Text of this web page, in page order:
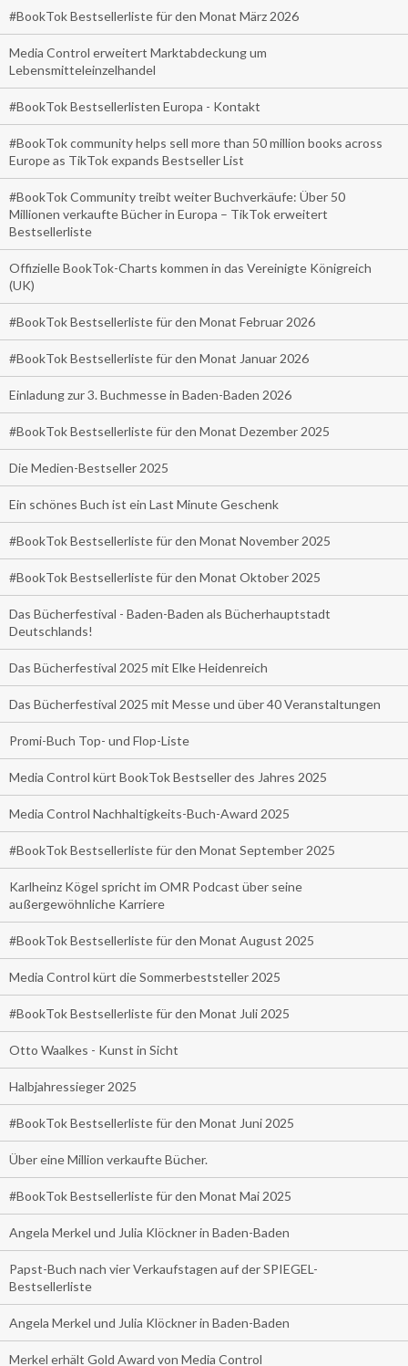
#BookTok Bestsellerliste für den Monat März 2026
Media Control erweitert Marktabdeckung um
Lebensmitteleinzelhandel
#BookTok Bestsellerlisten Europa - Kontakt
#BookTok community helps sell more than 50 million books across
Europe as TikTok expands Bestseller List
#BookTok Community treibt weiter Buchverkäufe: Über 50
Millionen verkaufte Bücher in Europa – TikTok erweitert
Bestsellerliste
Offizielle BookTok-Charts kommen in das Vereinigte Königreich
(UK)
#BookTok Bestsellerliste für den Monat Februar 2026
#BookTok Bestsellerliste für den Monat Januar 2026
Einladung zur 3. Buchmesse in Baden-Baden 2026
#BookTok Bestsellerliste für den Monat Dezember 2025
Die Medien-Bestseller 2025
Ein schönes Buch ist ein Last Minute Geschenk
#BookTok Bestsellerliste für den Monat November 2025
#BookTok Bestsellerliste für den Monat Oktober 2025
Das Bücherfestival - Baden-Baden als Bücherhauptstadt
Deutschlands!
Das Bücherfestival 2025 mit Elke Heidenreich
Das Bücherfestival 2025 mit Messe und über 40 Veranstaltungen
Promi-Buch Top- und Flop-Liste
Media Control kürt BookTok Bestseller des Jahres 2025
Media Control Nachhaltigkeits-Buch-Award 2025
#BookTok Bestsellerliste für den Monat September 2025
Karlheinz Kögel spricht im OMR Podcast über seine
außergewöhnliche Karriere
#BookTok Bestsellerliste für den Monat August 2025
Media Control kürt die Sommerbeststeller 2025
#BookTok Bestsellerliste für den Monat Juli 2025
Otto Waalkes - Kunst in Sicht
Halbjahressieger 2025
#BookTok Bestsellerliste für den Monat Juni 2025
Über eine Million verkaufte Bücher.
#BookTok Bestsellerliste für den Monat Mai 2025
Angela Merkel und Julia Klöckner in Baden-Baden
Papst-Buch nach vier Verkaufstagen auf der SPIEGEL-
Bestsellerliste
Angela Merkel und Julia Klöckner in Baden-Baden
Merkel erhält Gold Award von Media Control